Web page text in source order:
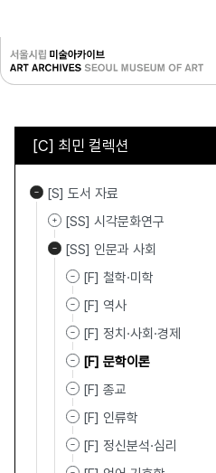
[C] 최민 컬렉션
[S] 도서 자료
[SS] 시각문화연구
[SS] 인문과 사회
[F] 철학·미학
[F] 역사
[F] 정치·사회·경제
[F] 문학이론
[F] 종교
[F] 인류학
[F] 정신분석·심리